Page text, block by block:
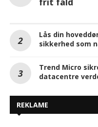
Lås din
sikkerhed som
Trend Micro
datacentre
REKLAME